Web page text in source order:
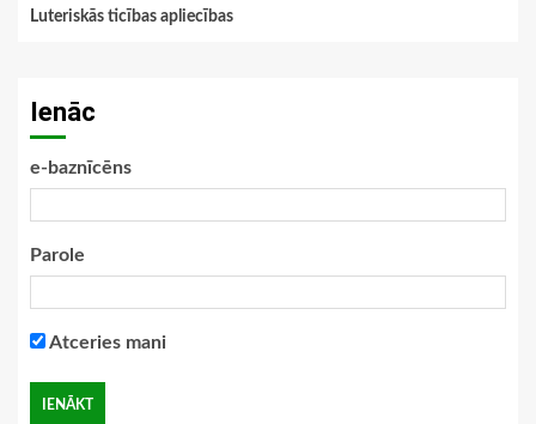
Luteriskās ticības apliecības
Ienāc
e-baznīcēns
Parole
Atceries mani